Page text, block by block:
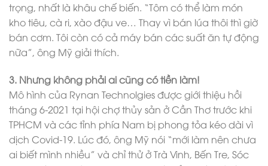
trọng, nhất là khâu chế biến. “Tôm có thể làm món
kho tiêu, cà ri, xào đậu ve… Thay vì bán lúa thôi thì giờ
bán cơm. Tôi còn có cả máy bán các suất ăn tự động
nữa”, ông Mỹ giải thích.
3. Nhưng không phải ai cũng có tiền làm!
Mô hình của Rynan Technolgies được giới thiệu hồi
tháng 6-2021 tại hội chợ thủy sản ở Cần Thơ trước khi
TPHCM và các tỉnh phía Nam bị phong tỏa kéo dài vì
dịch Covid-19. Lúc đó, ông Mỹ nói “mới làm nên chưa
ai biết mình nhiều” và chỉ thử ở Trà Vinh, Bến Tre, Sóc